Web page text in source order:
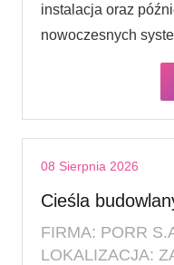
instalacja oraz
nowoczesnych
08 Sierpnia 2026
Cieśla
FIRMA: PORR
LOKALIZACJA: